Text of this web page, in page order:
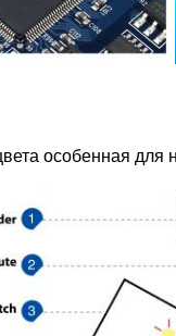
особенная для